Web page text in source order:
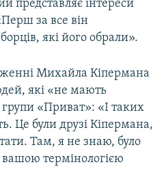
представляє інтереси
за все він
які його обрали».
Михайла Кіпермана
які «не мають
«Приват»: «І таких
Це були друзі Кіпермана,
Там, я не знаю, було
термінологією